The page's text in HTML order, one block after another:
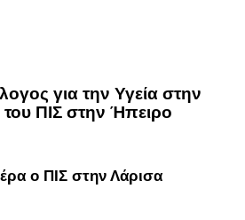
για την Υγεία στην
του ΠΙΣ στην Ήπειρο
ο ΠΙΣ στην Λάρισα